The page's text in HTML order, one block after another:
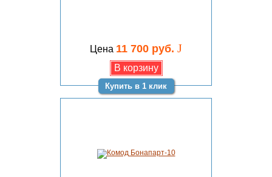
Цена 11 700 руб. J
Купить в 1 клик